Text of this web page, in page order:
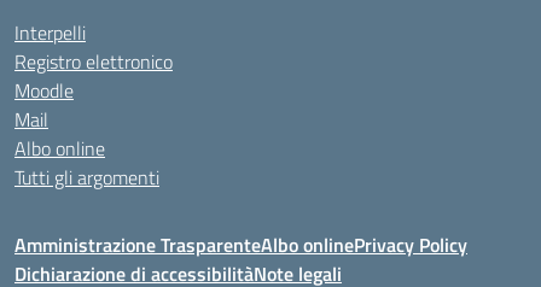
Interpelli
Registro elettronico
Moodle
Mail
Albo online
Tutti gli argomenti
Amministrazione TrasparenteAlbo onlinePrivacy Policy
Dichiarazione di accessibilitàNote legali